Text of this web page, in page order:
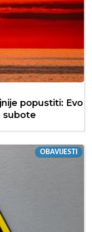
popustiti: Evo
subote
OBAVIJESTI